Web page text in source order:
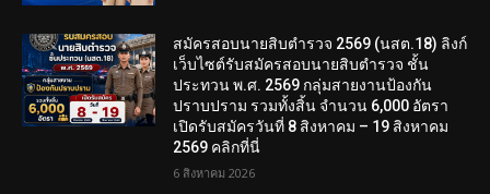
สมัครสอบนายสิบตำรวจ 2569 (นสต.18) ลิงก์
เว็บไซต์รับสมัครสอบนายสิบตำรวจ ชั้น
ประทวน พ.ศ. 2569 กลุ่มสายงานป้องกัน
ปราบปราม รวมทั้งสิ้น จำนวน 6,000 อัตรา
เปิดรับสมัครวันที่ 8 สิงหาคม – 19 สิงหาคม
2569 คลิกที่นี่
6 สิงหาคม 2026